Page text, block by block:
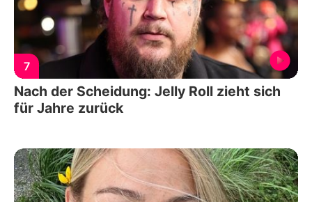
7
Nach der Scheidung: Jelly Roll zieht sich
für Jahre zurück